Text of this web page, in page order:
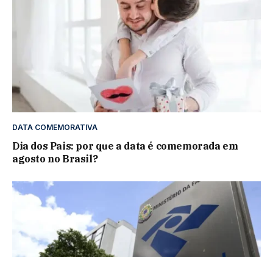
DATA COMEMORATIVA
Dia dos Pais: por que a data é comemorada em
agosto no Brasil?